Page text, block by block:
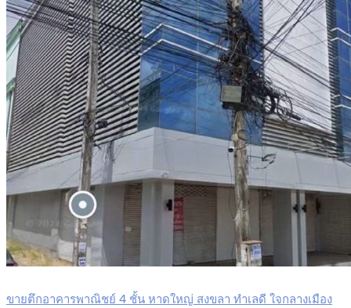
ขายตึกอาคารพาณิชย์ 4 ชั้น หาดใหญ่ สงขลา ทำเลดี ใจกลางเมือง